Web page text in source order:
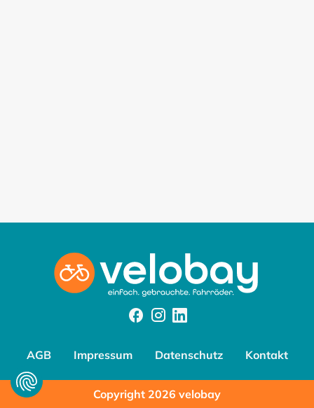
FacebookInstagram
AGB Impressum Datenschutz Kontakt
Copyright 2026 velobay